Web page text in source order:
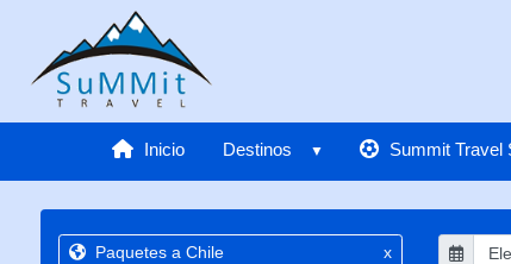
Inicio Destinos Summit Travel
Paquetes a Chile x